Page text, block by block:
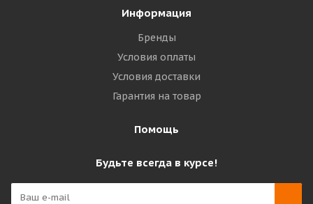
Информация
Бренды
Условия оплаты
Условия доставки
Гарантия на товар
Помощь
Будьте всегда в курсе!